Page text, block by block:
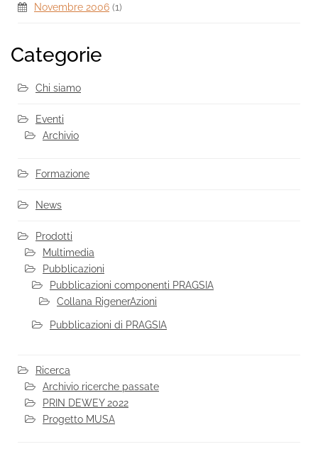
Novembre 2006 (1)
Categorie
Chi siamo
Eventi
Archivio
Formazione
News
Prodotti
Multimedia
Pubblicazioni
Pubblicazioni componenti PRAGSIA
Collana RigenerAzioni
Pubblicazioni di PRAGSIA
Ricerca
Archivio ricerche passate
PRIN DEWEY 2022
Progetto MUSA